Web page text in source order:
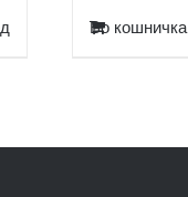
Во кошничка